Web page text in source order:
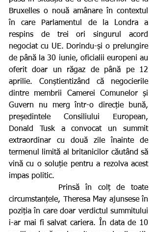
Bruxelles o nouă amânare în contextul
în care Parlamentul de la Londra a
respins de trei ori singurul acord
negociat cu UE. Dorindu-și o prelungire
de până la 30 iunie, oficialii europeni au
oferit doar un răgaz de până pe 12
aprilie. Conștientizând că negocierile
dintre membrii Camerei Comunelor și
Guvern nu merg într-o direcție bună,
președintele Consiliului European,
Donald Tusk a convocat un summit
extraordinar cu două zile înainte de
termenul limită al britanicilor căutând să
vină cu o soluție pentru a rezolva acest
impas politic.
circumstanțele, Theresa May ajunsese în
poziția în care doar verdictul summitului
i-ar mai fi salvat cariera. În data de 10